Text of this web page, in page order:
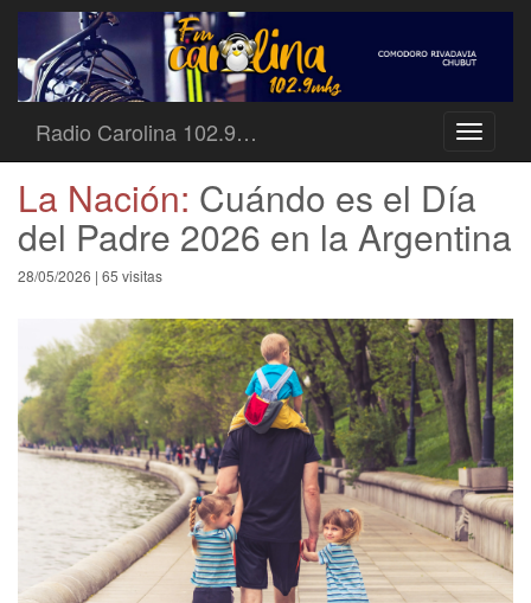
Toggle
Radio Carolina 102.9…
La Nación: Cuándo es el Día
del Padre 2026 en la Argentina
28/05/2026 | 65 visitas